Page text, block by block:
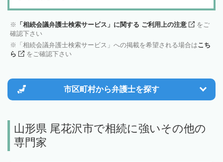
「相続会議弁護士検索サービス」に関する ご利用上の注意
をご
確認下さい
「相続会議弁護士検索サービス」への掲載を希望される場合はこち
ら
をご確認下さい
市区町村から弁護士を探す
山形県 尾花沢市で相続に強いその他の
専門家